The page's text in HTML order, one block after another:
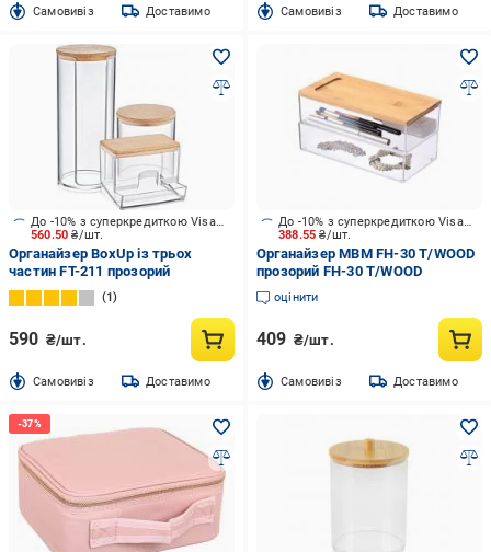
Cамовивіз Доставимо Cамовивіз Доставимо
560.50₴/шт.
До -10% з суперкредиткою Visa Вигода
Органайзер BoxUp із трьох
частин FT-211 прозорий
1
590 ₴/шт.
Cамовивіз Доставимо
388.55₴/шт.
До -10% з суперкредиткою Visa Вигода
Органайзер МВМ FH-30 T/WOOD
прозорий FH-30 T/WOOD
оцінити
409 ₴/шт.
Cамовивіз Доставимо